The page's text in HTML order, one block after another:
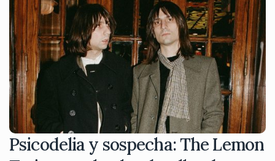
Psicodelia y sospecha: The Lemon